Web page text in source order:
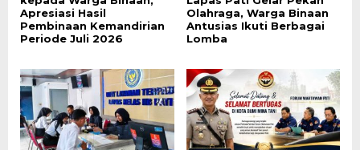
Apresiasi Hasil
Pembinaan Kemandirian
Periode Juli 2026
Olahraga, Warga Binaan
Antusias Ikuti Berbagai
Lomba